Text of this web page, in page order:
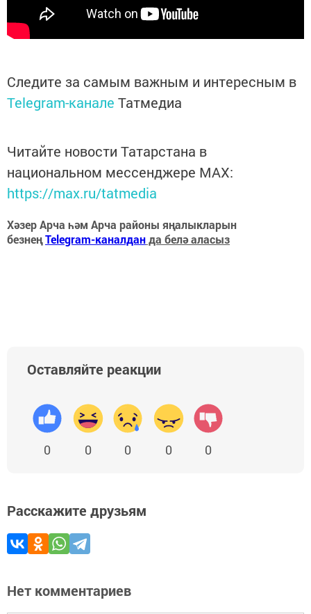
Следите за самым важным и интересным в
Telegram-канале Татмедиа
Читайте новости Татарстана в
национальном мессенджере MАХ:
https://max.ru/tatmedia
Хәзер Арча һәм Арча районы яңалыкларын
безнеңTelegram-каналданда белә аласыз
Оставляйте реакции
0 0 0 0 0
Расскажите друзьям
Нет комментариев